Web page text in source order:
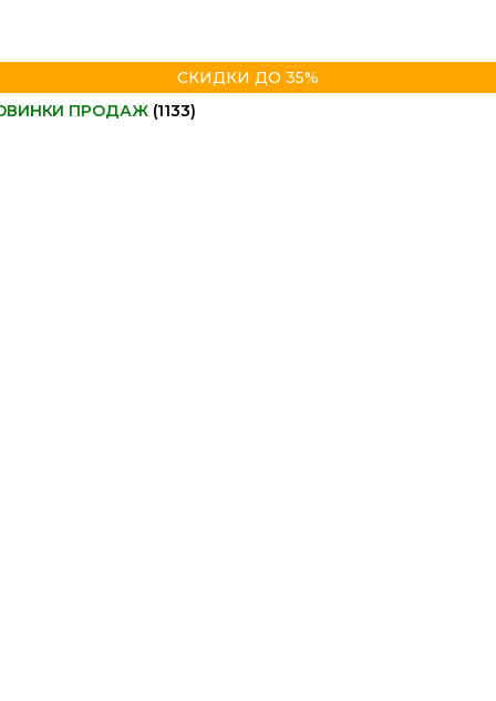
СКИДКИ ДО 35%
ПРОДАЖ (1133)